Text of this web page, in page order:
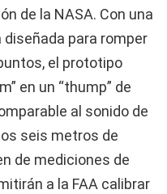
de la NASA. Con una
para romper
el prototipo
en un “thump” de
al sonido de
seis metros de
de mediciones de
a la FAA calibrar